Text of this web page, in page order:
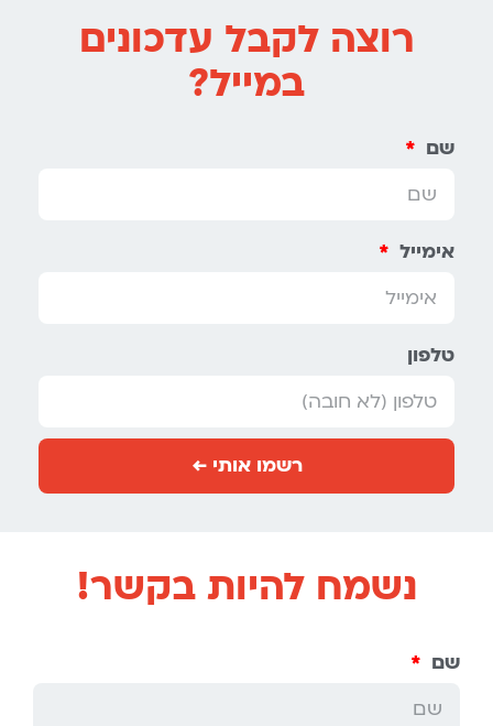
רוצה לקבל עדכונים
במייל?
שם
אימייל
טלפון
רשמו אותי ←
נשמח להיות בקשר!
שם